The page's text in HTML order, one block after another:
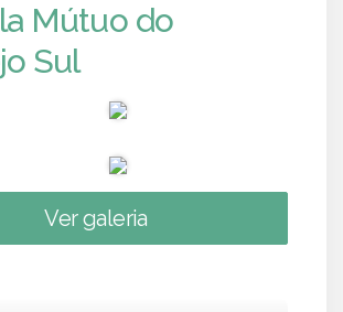
Mútuo do
Sul
Ver galeria